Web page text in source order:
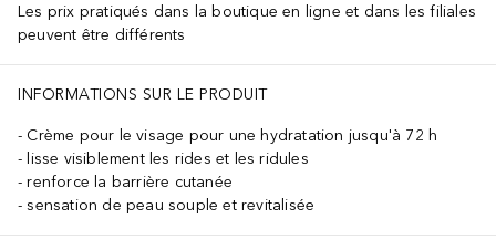
Les prix pratiqués dans la boutique en ligne et dans les filiales
peuvent être différents
INFORMATIONS SUR LE PRODUIT
Crème pour le visage pour une hydratation jusqu'à 72 h
lisse visiblement les rides et les ridules
renforce la barrière cutanée
sensation de peau souple et revitalisée